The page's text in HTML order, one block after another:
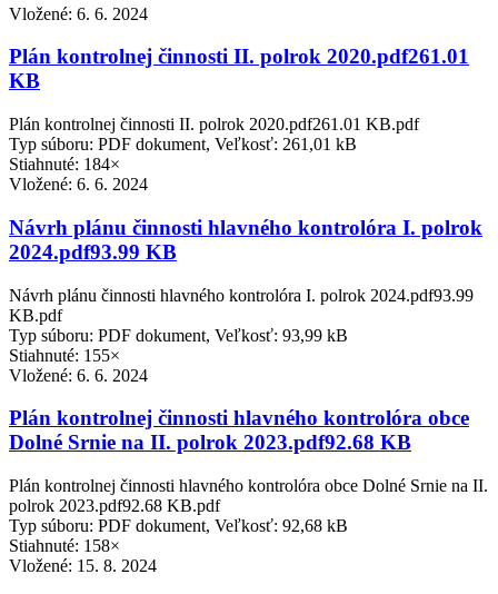
Vložené: 6. 6. 2024
Plán kontrolnej činnosti II. polrok 2020.pdf261.01
KB
Plán kontrolnej činnosti II. polrok 2020.pdf261.01 KB.pdf
Typ súboru: PDF dokument, Veľkosť: 261,01 kB
Stiahnuté: 184×
Vložené: 6. 6. 2024
Návrh plánu činnosti hlavného kontrolóra I. polrok
2024.pdf93.99 KB
Návrh plánu činnosti hlavného kontrolóra I. polrok 2024.pdf93.99
KB.pdf
Typ súboru: PDF dokument, Veľkosť: 93,99 kB
Stiahnuté: 155×
Vložené: 6. 6. 2024
Plán kontrolnej činnosti hlavného kontrolóra obce
Dolné Srnie na II. polrok 2023.pdf92.68 KB
Plán kontrolnej činnosti hlavného kontrolóra obce Dolné Srnie na II.
polrok 2023.pdf92.68 KB.pdf
Typ súboru: PDF dokument, Veľkosť: 92,68 kB
Stiahnuté: 158×
Vložené: 15. 8. 2024